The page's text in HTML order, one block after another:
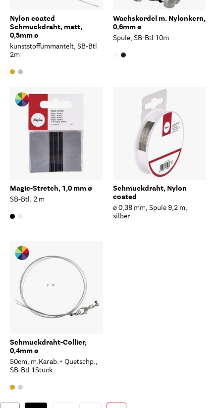
Nylon coated
Schmuckdraht, matt,
0,5mm ø
kunststoffummantelt, SB-Btl
2m
Wachskordel m. Nylonkern,
0,6mm ø
Spule, SB-Btl 10m
Magic-Stretch, 1,0 mm ø
SB-Btl. 2 m
Schmuckdraht, Nylon
coated
ø 0,38 mm, Spule 9,2 m,
silber
Schmuckdraht-Collier,
0,4mm ø
50cm, m.Karab.+ Quetschp.,
SB-Btl 1Stück